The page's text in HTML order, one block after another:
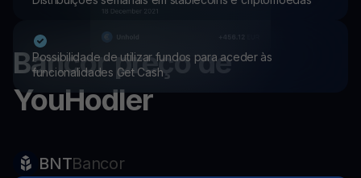
Possibilidade de utilizar fundos para aceder às
funcionalidades Get Cash
Bancorpreço de
YouHodler
BNTBancor